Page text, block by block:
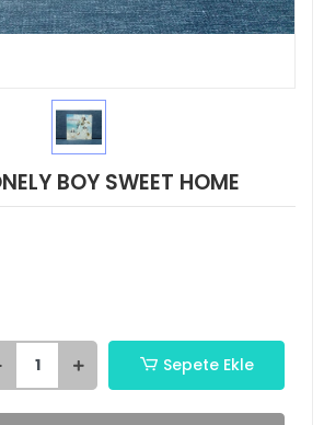
BOY SWEET HOME
Sepete Ekle